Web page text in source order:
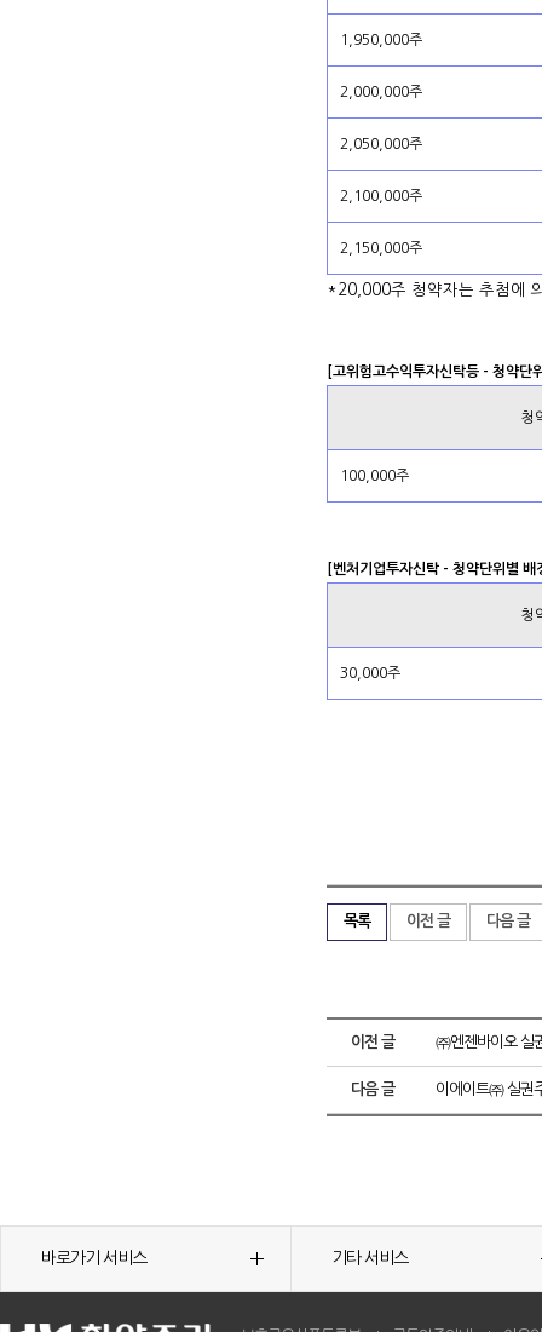
1,950,000주
2,000,000주
2,050,000주
2,100,000주
2,150,000주
*20,000주 청약자는 추첨에
[고위험고수익투자신탁등 - 청약단
청
100,000주
[벤처기업투자신탁 - 청약단위별 배
청
30,000주
목록 이전 글 다음 글
이전 글 ㈜엔젠바이오 실
다음 글 이에이트㈜ 실권
바로가기 서비스 기타 서비스